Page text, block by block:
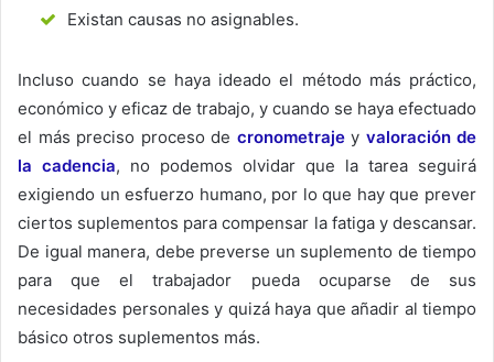
Existan causas no asignables.
Incluso cuando se haya ideado el método más práctico,
económico y eficaz de trabajo, y cuando se haya efectuado
el más preciso proceso de cronometrajey valoración de
la cadencia, no podemos olvidar que la tarea seguirá
exigiendo un esfuerzo humano, por lo que hay que prever
ciertos suplementos para compensar la fatiga y descansar.
De igual manera, debe preverse un suplemento de tiempo
para que el trabajador pueda ocuparse de sus
necesidades personales y quizá haya que añadir al tiempo
básico otros suplementos más.